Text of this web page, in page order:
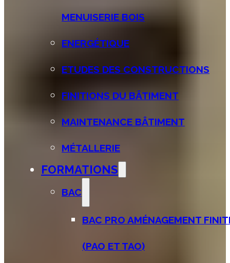
MENUISERIE BOIS
ENERGÉTIQUE
ETUDES DES CONSTRUCTIONS
FINITIONS DU BÂTIMENT
MAINTENANCE BÂTIMENT
MÉTALLERIE
FORMATIONS
BAC
BAC PRO AMÉNAGEMENT
(PAO ET TAO)